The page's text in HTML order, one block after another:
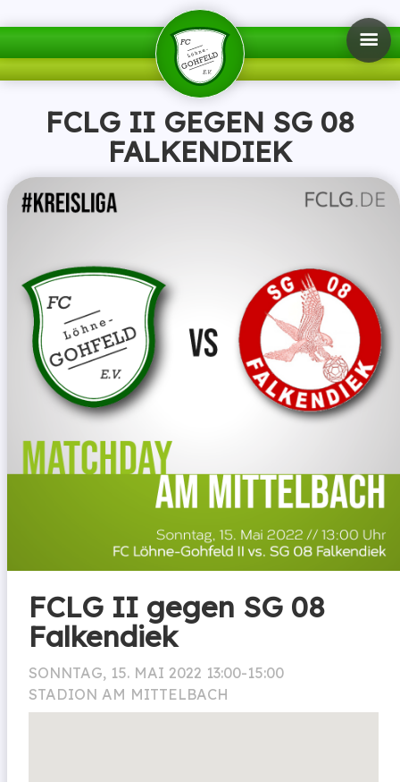
FCLG II GEGEN SG 08
FALKENDIEK
FCLG II gegen SG 08
Falkendiek
SONNTAG, 15. MAI 2022 13:00-15:00
STADION AM MITTELBACH